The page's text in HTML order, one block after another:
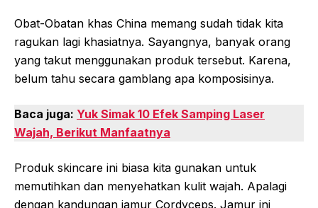
Obat-Obatan khas China memang sudah tidak kita
ragukan lagi khasiatnya. Sayangnya, banyak orang
yang takut menggunakan produk tersebut. Karena,
belum tahu secara gamblang apa komposisinya.
Baca juga: Yuk Simak 10 Efek Samping Laser
Wajah, Berikut Manfaatnya
Produk skincare ini biasa kita gunakan untuk
memutihkan dan menyehatkan kulit wajah. Apalagi
dengan kandungan jamur Cordyceps. Jamur ini